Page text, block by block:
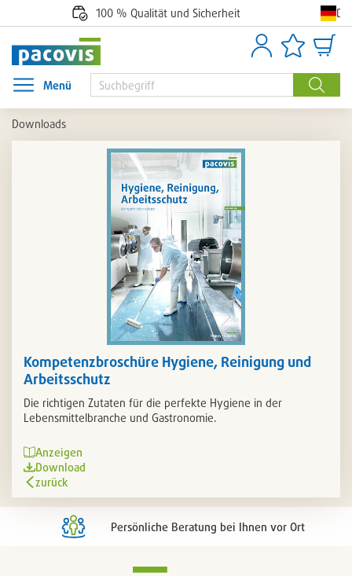
100 % Qualität und Sicherheit
Suche
AnmeldenArtikellisten
Menü
Menü öffnen
Downloads
Kompetenzbroschüre Hygiene, Reinigung und
Arbeitsschutz
Die richtigen Zutaten für die perfekte Hygiene in der
Lebensmittelbranche und Gastronomie.
Anzeigen
Download
zurück
Persönliche Beratung bei Ihnen vor Ort